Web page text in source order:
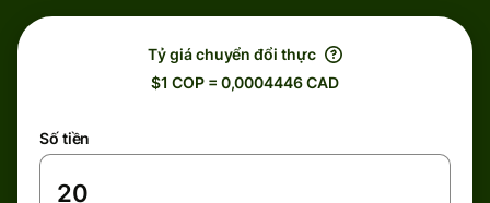
Tỷ giá chuyển đổi thực
$1 COP = 0,0004446 CAD
Số tiền